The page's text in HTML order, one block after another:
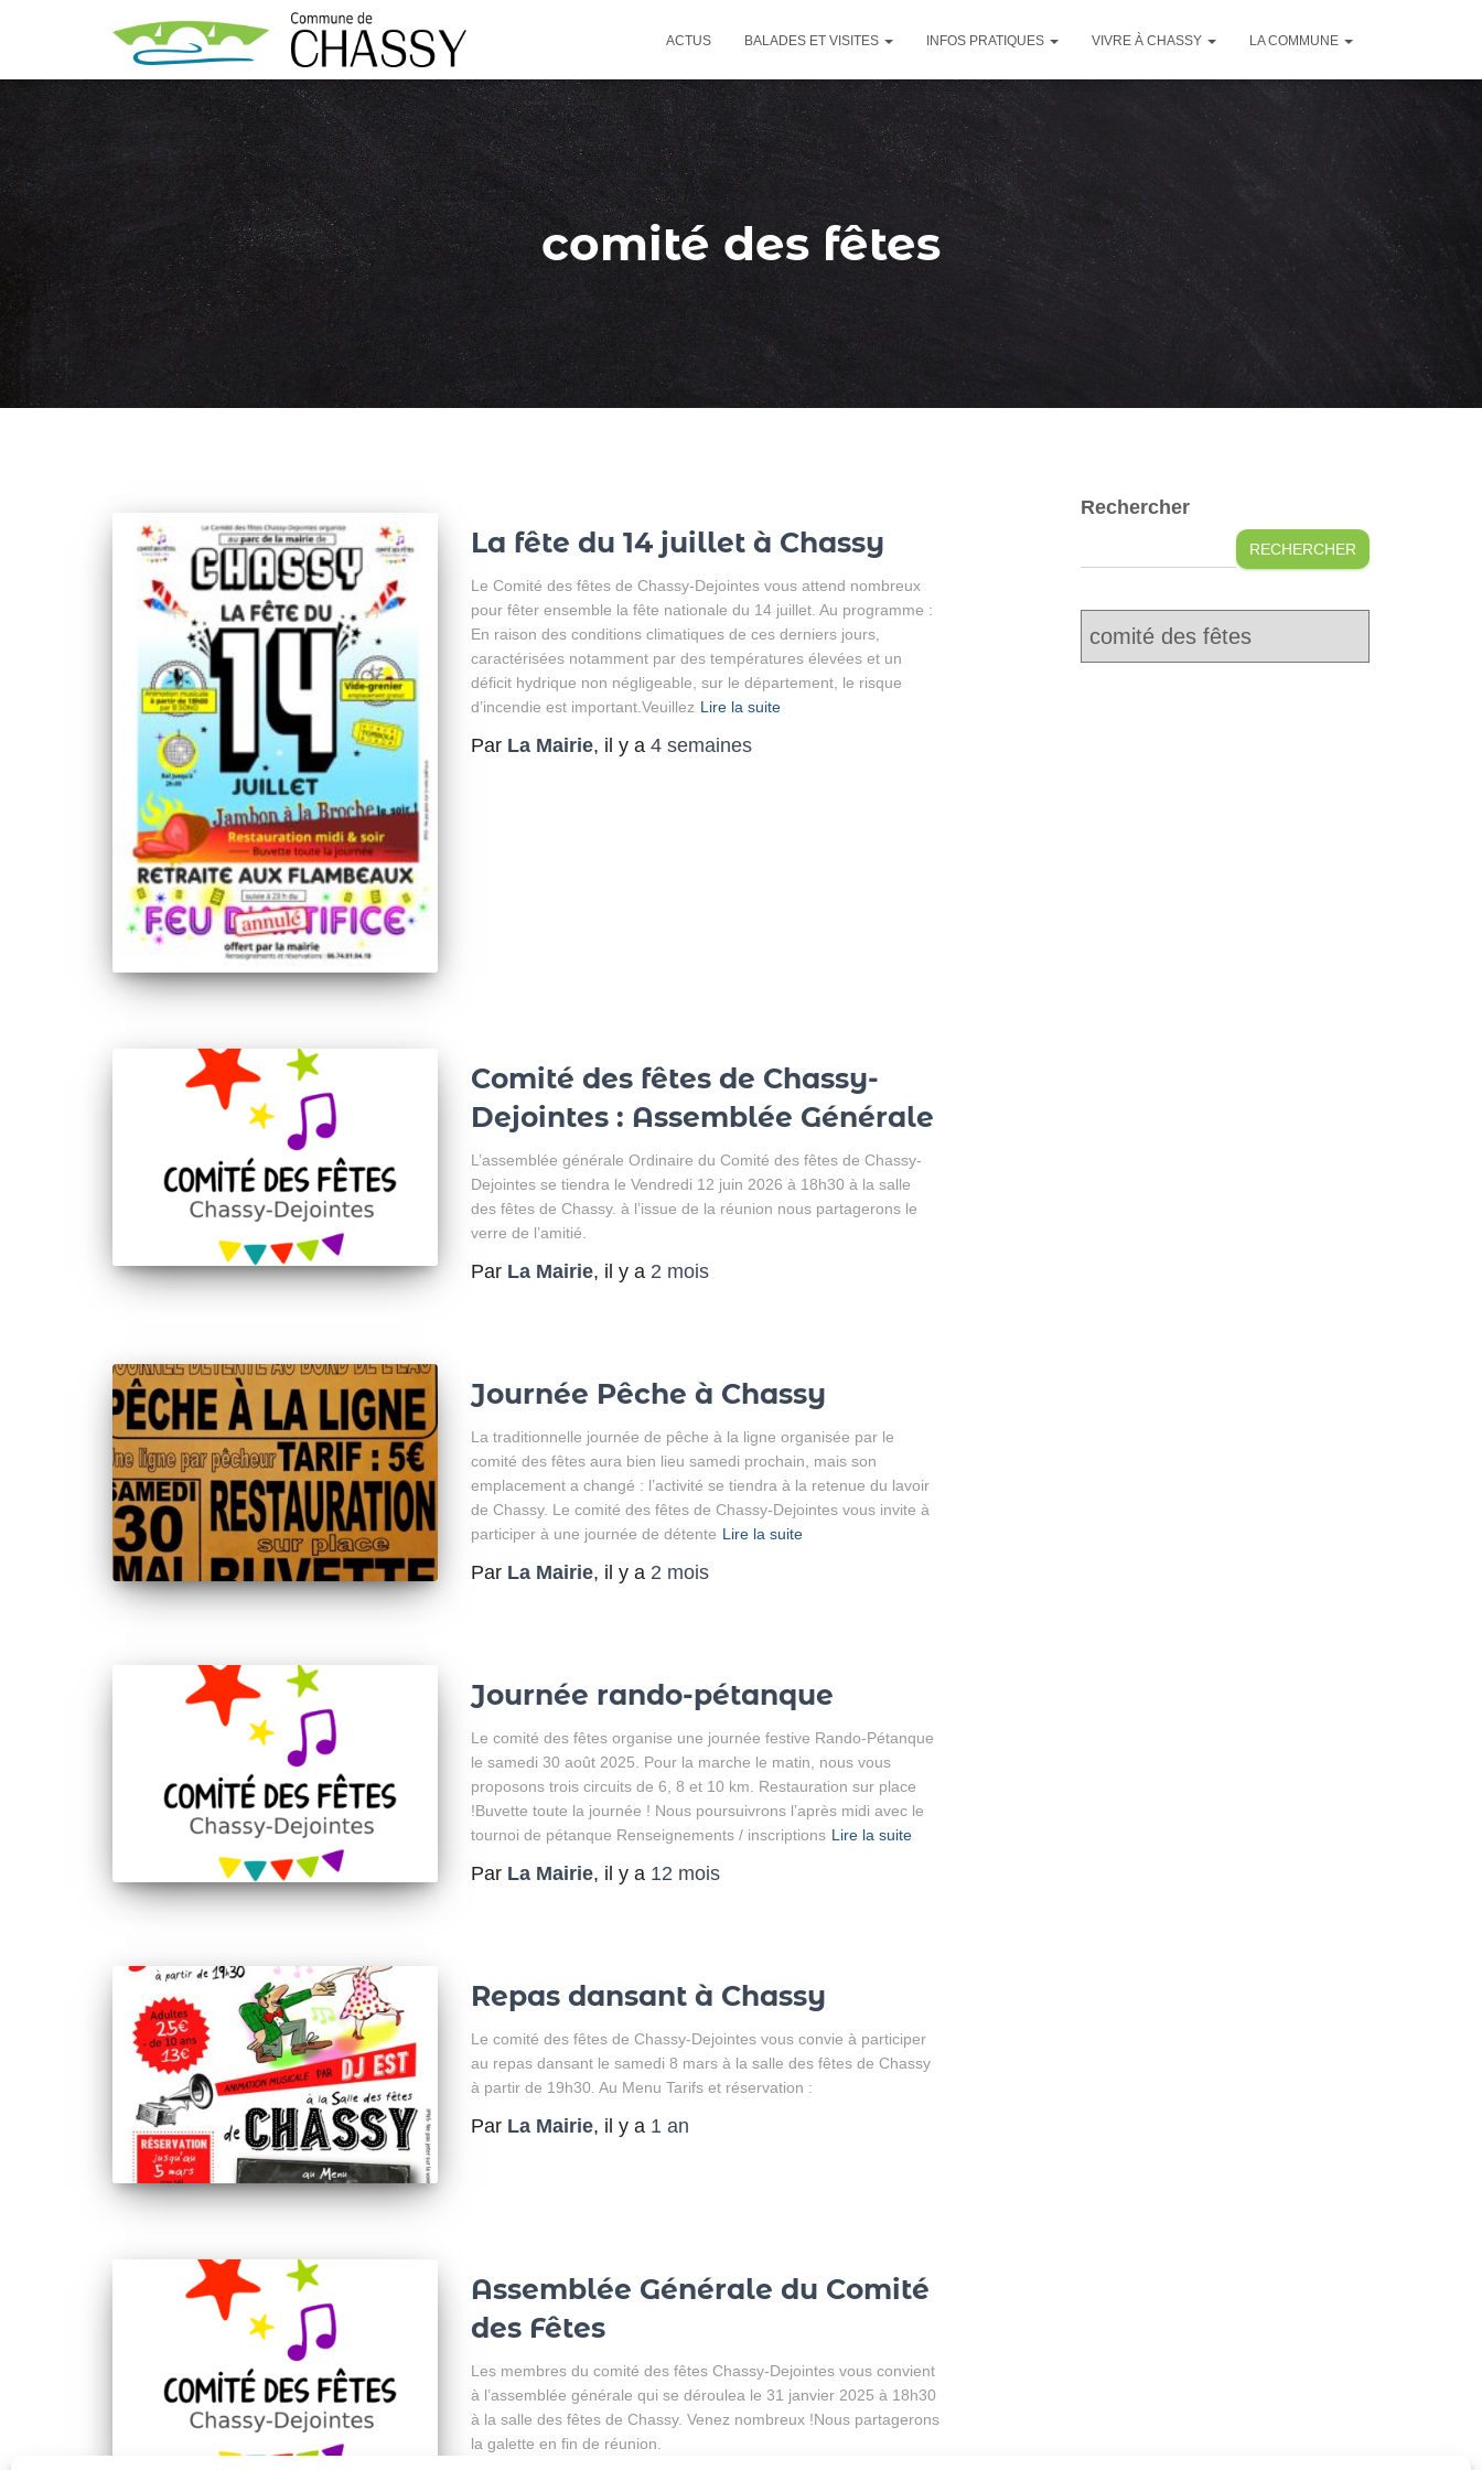
ACTUS BALADES ET VISITES INFOS PRATIQUES VIVRE À CHASSY LA COMMUNE
comité des fêtes
La fête du 14 juillet à Chassy
Le Comité des fêtes de Chassy-Dejointes vous attend nombreux
pour fêter ensemble la fête nationale du 14 juillet. Au programme :
En raison des conditions climatiques de ces derniers jours,
caractérisées notamment par des températures élevées et un
déficit hydrique non négligeable, sur le département, le risque
d’incendie est important.Veuillez Lire la suite
Par La Mairie, il y a 4 semaines
Comité des fêtes de Chassy-
Dejointes : Assemblée Générale
L’assemblée générale Ordinaire du Comité des fêtes de Chassy-
Dejointes se tiendra le Vendredi 12 juin 2026 à 18h30 à la salle
des fêtes de Chassy. à l’issue de la réunion nous partagerons le
verre de l’amitié.
Par La Mairie, il y a 2 mois
Journée Pêche à Chassy
La traditionnelle journée de pêche à la ligne organisée par le
comité des fêtes aura bien lieu samedi prochain, mais son
emplacement a changé : l’activité se tiendra à la retenue du lavoir
de Chassy. Le comité des fêtes de Chassy-Dejointes vous invite à
participer à une journée de détente Lire la suite
Par La Mairie, il y a 2 mois
Journée rando-pétanque
Le comité des fêtes organise une journée festive Rando-Pétanque
le samedi 30 août 2025. Pour la marche le matin, nous vous
proposons trois circuits de 6, 8 et 10 km. Restauration sur place
!Buvette toute la journée ! Nous poursuivrons l’après midi avec le
tournoi de pétanque Renseignements / inscriptions Lire la suite
Par La Mairie, il y a 12 mois
Repas dansant à Chassy
Le comité des fêtes de Chassy-Dejointes vous convie à participer
au repas dansant le samedi 8 mars à la salle des fêtes de Chassy
à partir de 19h30. Au Menu Tarifs et réservation :
Par La Mairie, il y a 1 an
Assemblée Générale du Comité
des Fêtes
Les membres du comité des fêtes Chassy-Dejointes vous convient
à l’assemblée générale qui se déroulea le 31 janvier 2025 à 18h30
à la salle des fêtes de Chassy. Venez nombreux !Nous partagerons
la galette en fin de réunion.
Rechercher
RECHERCHER